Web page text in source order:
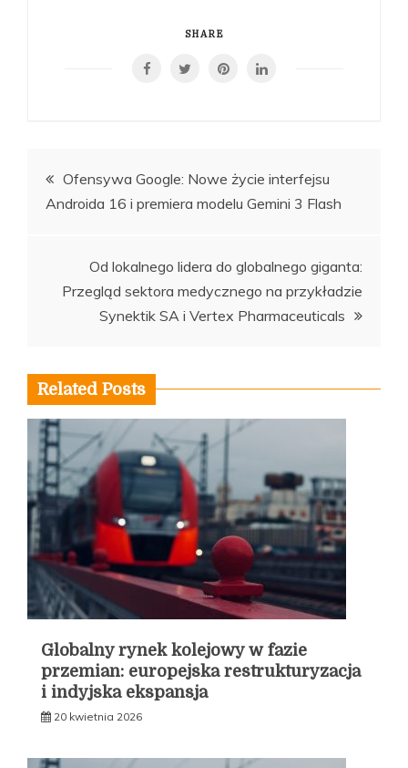
SHARE
Nawigacja
Ofensywa Google: Nowe życie interfejsu
Androida 16 i premiera modelu Gemini 3 Flash
Od lokalnego lidera do globalnego giganta:
Przegląd sektora medycznego na przykładzie
Synektik SA i Vertex Pharmaceuticals
Related Posts
Globalny rynek kolejowy w fazie
przemian: europejska restrukturyzacja
i indyjska ekspansja
20 kwietnia 2026